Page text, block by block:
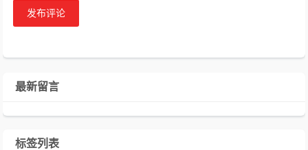
发布评论
最新留言
标签列表